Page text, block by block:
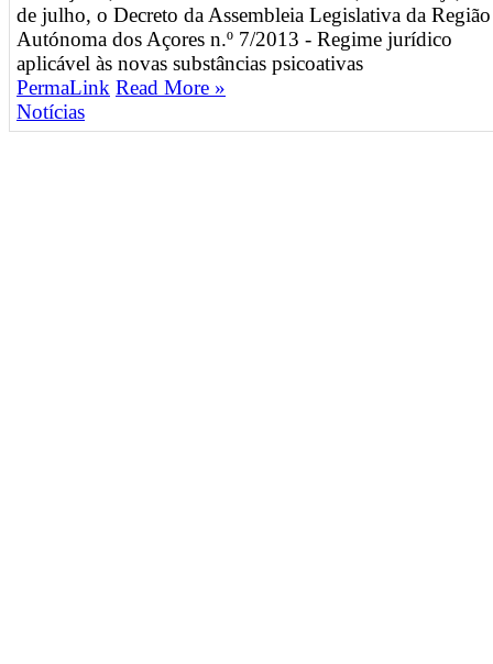
de julho, o Decreto da Assembleia Legislativa da Região
Autónoma dos Açores n.º 7/2013 - Regime jurídico
aplicável às novas substâncias psicoativas
PermaLink Read More »
Notícias